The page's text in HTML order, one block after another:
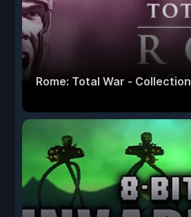
Rome: Total War - Collection